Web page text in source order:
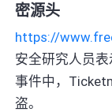
密源头
https://
安全研究人员
事件中，
盗。